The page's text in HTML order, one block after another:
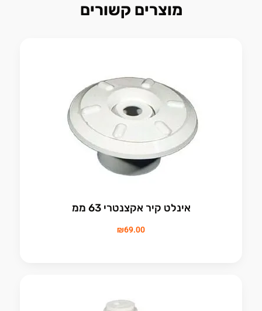
מוצרים קשורים
אינלט קיר אקצנטרי 63 ממ
₪69.00